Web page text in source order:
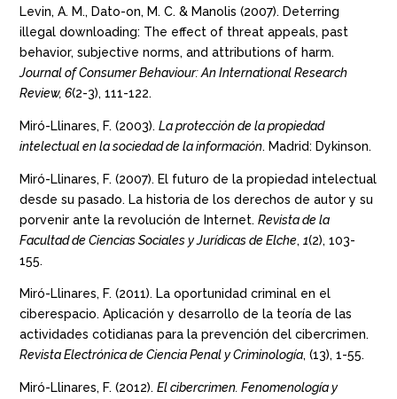
Levin, A. M., Dato-on, M. C. & Manolis (2007). Deterring
illegal downloading: The effect of threat appeals, past
behavior, subjective norms, and attributions of harm.
Journal of Consumer Behaviour: An International Research
Review, 6(2-3), 111-122.
Miró-Llinares, F. (2003).La protección de la propiedad
intelectual en la sociedad de la información. Madrid: Dykinson.
Miró-Llinares, F. (2007). El futuro de la propiedad intelectual
desde su pasado. La historia de los derechos de autor y su
porvenir ante la revolución de Internet.Revista de la
Facultad de Ciencias Sociales y Jurídicas de Elche,1(2), 103-
155.
Miró-Llinares, F. (2011). La oportunidad criminal en el
ciberespacio. Aplicación y desarrollo de la teoría de las
actividades cotidianas para la prevención del cibercrimen.
Revista Electrónica de Ciencia Penal y Criminología, (13), 1-55.
Miró-Llinares, F. (2012).El cibercrimen. Fenomenología y